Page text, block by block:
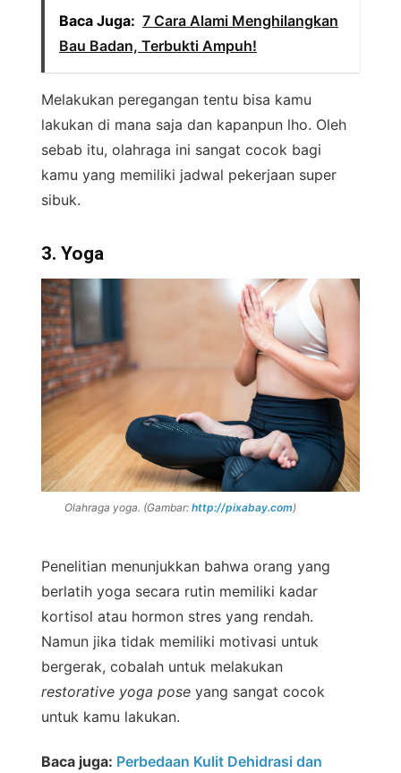
Baca Juga: 7 Cara Alami Menghilangkan
Bau Badan, Terbukti Ampuh!
Melakukan peregangan tentu bisa kamu
lakukan di mana saja dan kapanpun lho. Oleh
sebab itu, olahraga ini sangat cocok bagi
kamu yang memiliki jadwal pekerjaan super
sibuk.
3. Yoga
Olahraga yoga. (Gambar: http://pixabay.com)
Penelitian menunjukkan bahwa orang yang
berlatih yoga secara rutin memiliki kadar
kortisol atau hormon stres yang rendah.
Namun jika tidak memiliki motivasi untuk
bergerak, cobalah untuk melakukan
restorative yoga pose yang sangat cocok
untuk kamu lakukan.
Baca juga: Perbedaan Kulit Dehidrasi dan